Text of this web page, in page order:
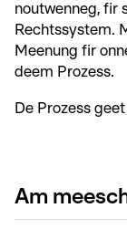
noutwenneg, fir
Rechtssystem.
Meenung fir
deem Prozess.
De Prozess
Am